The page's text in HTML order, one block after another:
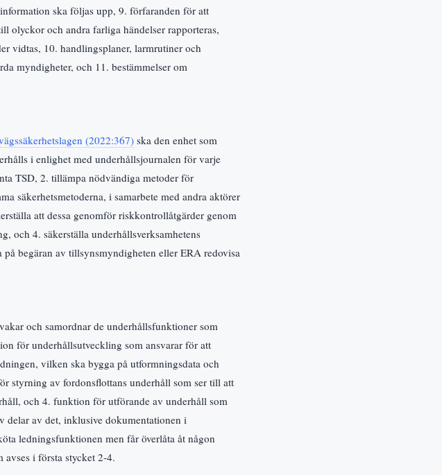
ska följas upp, 9. förfaranden för att
olyckor och andra farliga händelser rapporteras,
vidtas, 10. handlingsplaner, larmrutiner och
myndigheter, och 11. bestämmelser om
(2022:367) ska den enhet som
i enlighet med underhållsjournalen för varje
TSD, 2. tillämpa nödvändiga metoder för
säkerhetsmetoderna, i samarbete med andra aktörer
att dessa genomför riskkontrollåtgärder genom
och 4. säkerställa underhållsverksamhetens
begäran av tillsynsmyndigheten eller ERA redovisa
och samordnar de underhållsfunktioner som
för underhållsutveckling som ansvarar för att
vilken ska bygga på utformningsdata och
styrning av fordonsflottans underhåll som ser till att
och 4. funktion för utförande av underhåll som
delar av det, inklusive dokumentationen i
ledningsfunktionen men får överlåta åt någon
avses i första stycket 2-4.